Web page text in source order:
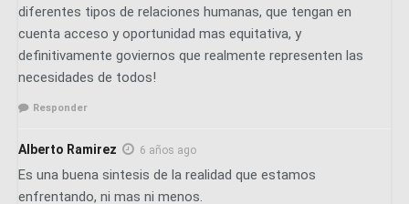
diferentes tipos de relaciones humanas, que tengan en
cuenta acceso y oportunidad mas equitativa, y
definitivamente goviernos que realmente representen las
necesidades de todos!
Responder
Alberto Ramirez 6 años ago
Es una buena sintesis de la realidad que estamos
enfrentando, ni mas ni menos.